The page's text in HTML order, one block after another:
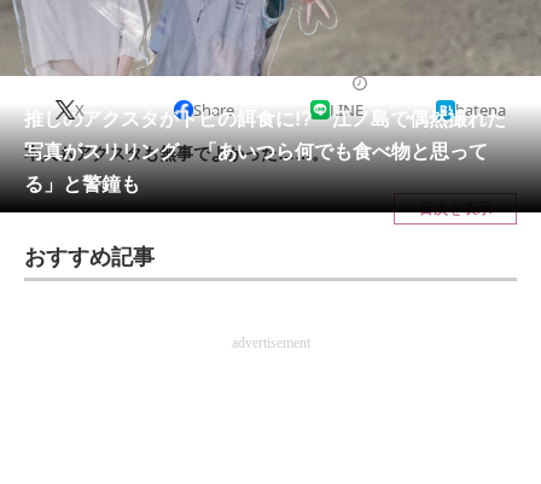
住まい 教育・育児
動物
会員記事
メディア
注目記事を集めた総合ページ
ITの今と未来を見通す
推しのアクスタがトビの餌食に!? 江ノ島で偶然撮れた
写真がスリリング 「あいつら何でも食べ物と思って
る」と警鐘も
X Share LINE hatena
本人もアクスタも無事でよかった……。
目次を表示
おすすめ記事
advertisement